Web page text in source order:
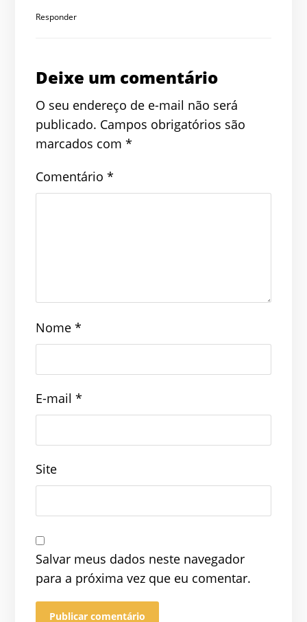
Responder
Deixe um comentário
O seu endereço de e-mail não será
publicado. Campos obrigatórios são
marcados com*
Comentário*
Nome*
E-mail*
Site
Salvar meus dados neste navegador
para a próxima vez que eu comentar.